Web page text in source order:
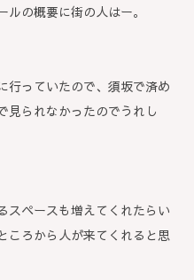
の概要に街の人はー。
行っていたので、須坂で済め
見られなかったのでうれし
スペースも増えてくれたらい
ころから人が来てくれると思